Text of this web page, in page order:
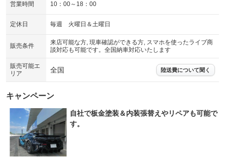
営業時間 10：00～18：00
定休日 毎週 火曜日＆土曜日
販売条件
来店可能な方, 現車確認ができる方, スマホを使ったライブ商
談対応も可能です。全国納車対応いたします
販売可能エ
リア
全国 陸送費について聞く
キャンペーン
自社で板金塗装＆内装張替えやリペアも可能で
す。